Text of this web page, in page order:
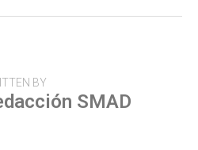
BY
SMAD